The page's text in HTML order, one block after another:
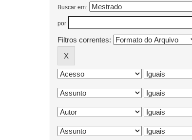
Buscar em:
por
Filtros correntes: